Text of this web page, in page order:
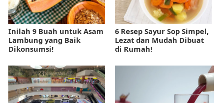
Inilah 9 Buah untuk Asam
Lambung yang Baik
Dikonsumsi!
6 Resep Sayur Sop Simpel,
Lezat dan Mudah Dibuat
di Rumah!